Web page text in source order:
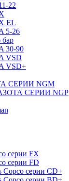
22
EL
5-26
бар
30-90
VSD
VSD+
СЕРИИ NGM
СЕРИИ NGP
серии FX
серии FD
Copco серии СD+